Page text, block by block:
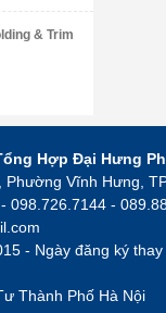
& Trim
Hợp Đại Hưng
Vĩnh Hưng,
098.726.7144 -
- Ngày đăng ký
Thành Phố Hà Nội